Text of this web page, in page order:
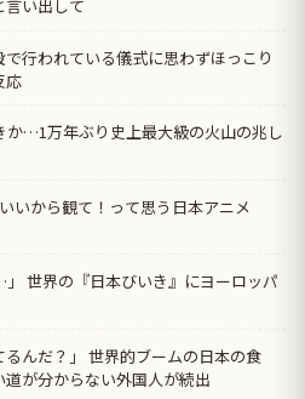
い出して
行われている儀式に思わずほっこり
応
か…1万年ぶり史上最大級の火山の兆し
いから観て！って思う日本アニメ
世界の『日本びいき』にヨーロッパ
んだ？」 世界的ブームの日本の食
が分からない外国人が続出